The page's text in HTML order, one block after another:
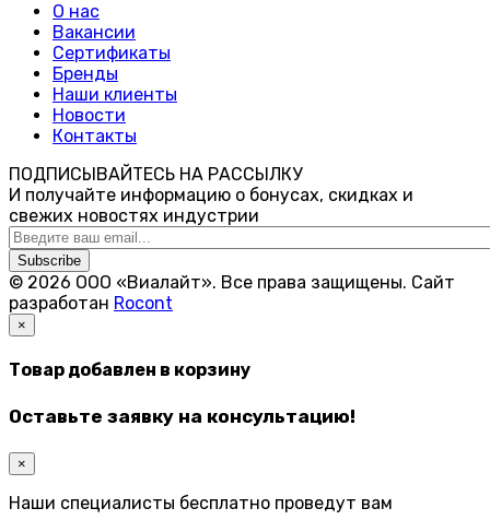
О нас
Вакансии
Сертификаты
Бренды
Наши клиенты
Новости
Контакты
ПОДПИСЫВАЙТЕСЬ НА РАССЫЛКУ
И получайте информацию о бонусах, скидках и
свежих новостях индустрии
Subscribe
© 2026 ООО «Виалайт». Все права защищены. Cайт
разработан Rocont
×
Товар добавлен в корзину
Оставьте заявку на консультацию!
×
Наши специалисты бесплатно проведут вам